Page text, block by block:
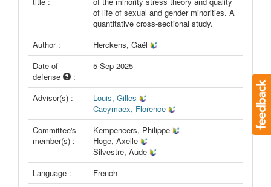
of life of sexual and gender minorities. A
quantitative cross-sectional study.
Author :
Herckens, Gaël
Date of
defense
:
5-Sep-2025
Advisor(s) :
Louis, Gilles
Caeymaex, Florence
Committee's
member(s) :
Kempeneers, Philippe
Hoge, Axelle
Silvestre, Aude
Language :
French